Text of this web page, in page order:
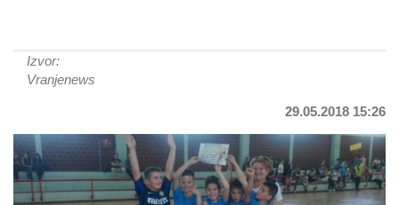
Izvor:
Vranjenews
29.05.2018 15:26